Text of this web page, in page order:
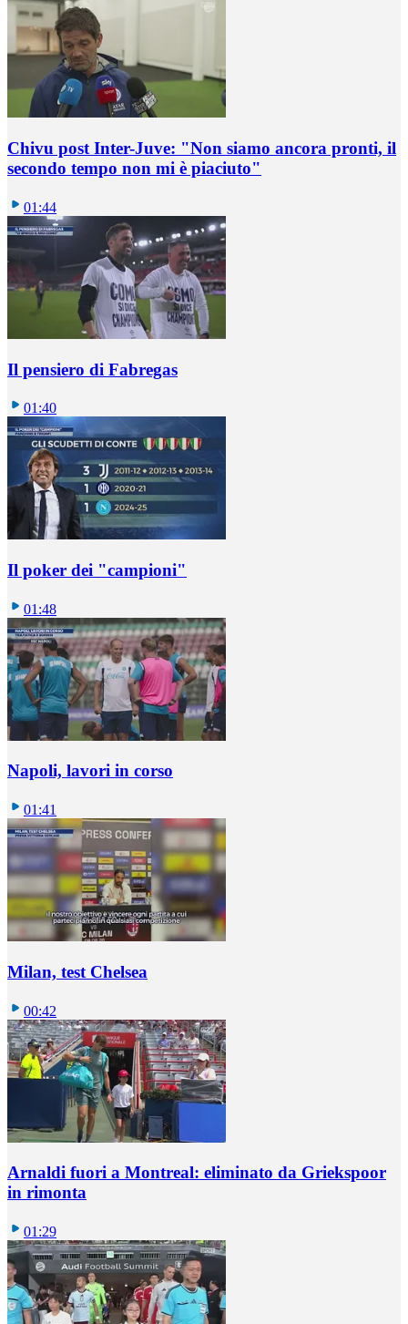
Chivu post Inter-Juve: "Non siamo ancora pronti, il
secondo tempo non mi è piaciuto"
01:44
Il pensiero di Fabregas
01:40
Il poker dei "campioni"
01:48
Napoli, lavori in corso
01:41
Milan, test Chelsea
00:42
Arnaldi fuori a Montreal: eliminato da Griekspoor
in rimonta
01:29